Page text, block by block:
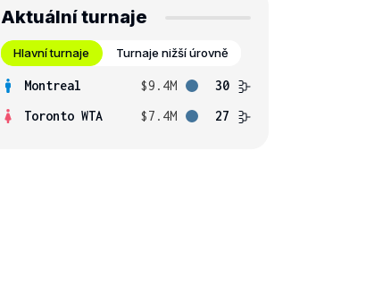
Aktuální turnaje
Hlavní turnaje Turnaje nižší úrovně
Montreal $9.4M
30
Toronto WTA
$7.4M 27